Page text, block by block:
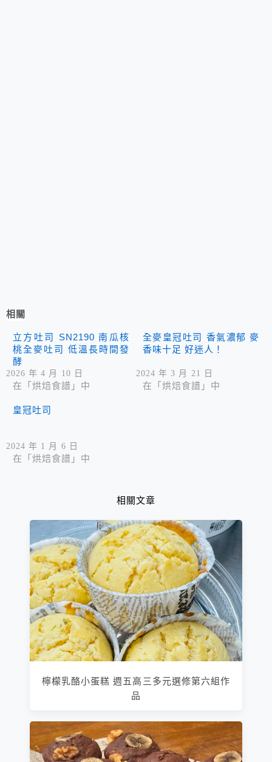
相關
立方吐司 SN2190 南瓜核
桃全麥吐司 低溫長時間發
酵
2026 年 4 月 10 日
在「烘焙食譜」中
全麥皇冠吐司 香氣濃郁 麥
香味十足 好迷人！
2024 年 3 月 21 日
在「烘焙食譜」中
皇冠吐司
2024 年 1 月 6 日
在「烘焙食譜」中
相關文章
檸檬乳酪小蛋糕 週五高三多元選修第六組作
品